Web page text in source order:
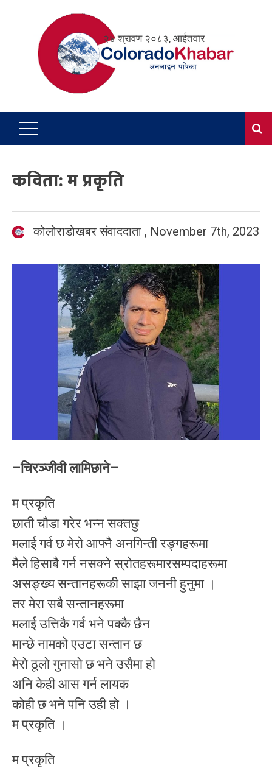
२४ श्रावण २०८३, आईतवार
कविता: म प्रकृति
कोलोराडोखबर संवाददाता , November 7th, 2023
–चिरञ्जीवी लामिछाने–
म प्रकृति
छाती चौडा गरेर भन्न सक्तछु
मलाई गर्व छ मेरो आफ्नै अनगिन्ती रङ्गहरूमा
मैले हिसाबै गर्न नसक्ने स्रोतहरूमारसम्पदाहरूमा
असङ्ख्य सन्तानहरूकी साझा जननी हुनुमा ।
तर मेरा सबै सन्तानहरूमा
मलाई उत्तिकै गर्व भने पक्कै छैन
मान्छे नामको एउटा सन्तान छ
मेरो ठूलो गुनासो छ भने उसैमा हो
अनि केही आस गर्न लायक
कोही छ भने पनि उही हो ।
म प्रकृति ।
म प्रकृति